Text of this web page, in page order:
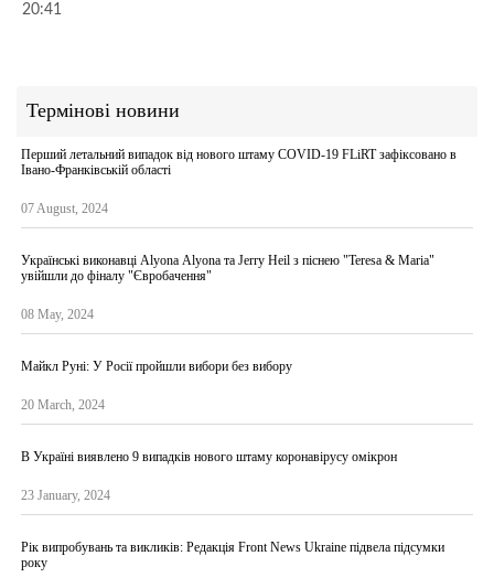
20:41
Термінові новини
Перший летальний випадок від нового штаму COVID-19 FLiRT зафіксовано в
Івано-Франківській області
07 August, 2024
Українські виконавці Alyona Аlyona та Jerry Heil з піснею "Teresa & Maria"
увійшли до фіналу "Євробачення"
08 May, 2024
Майкл Руні: У Росії пройшли вибори без вибору
20 March, 2024
В Україні виявлено 9 випадків нового штаму коронавірусу омікрон
23 January, 2024
Рік випробувань та викликів: Редакція Front News Ukraine підвела підсумки
року